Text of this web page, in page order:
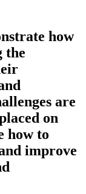
how
the
are
on
how to
improve